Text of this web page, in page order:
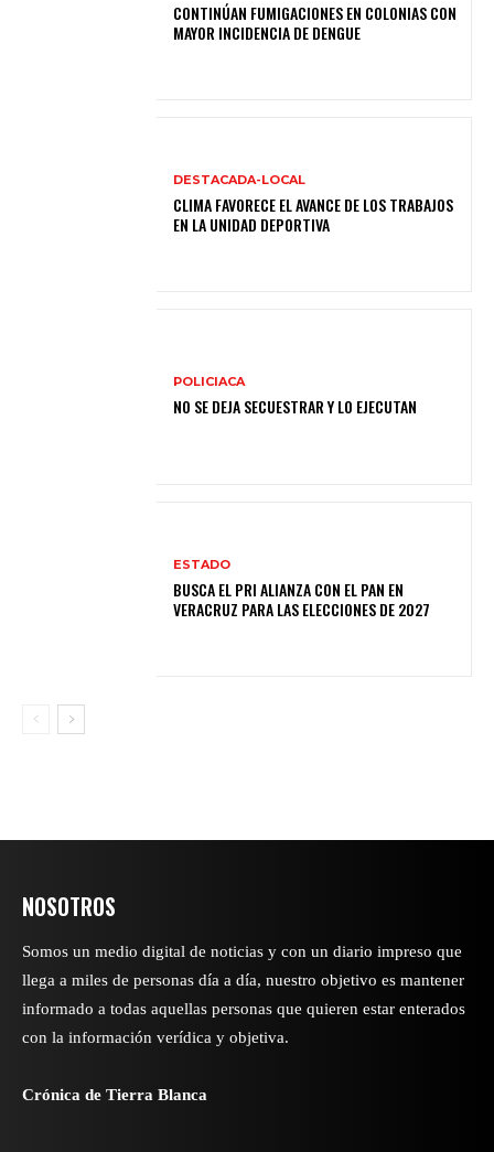
CONTINÚAN FUMIGACIONES EN COLONIAS CON
MAYOR INCIDENCIA DE DENGUE
DESTACADA-LOCAL
CLIMA FAVORECE EL AVANCE DE LOS TRABAJOS
EN LA UNIDAD DEPORTIVA
POLICIACA
NO SE DEJA SECUESTRAR Y LO EJECUTAN
ESTADO
BUSCA EL PRI ALIANZA CON EL PAN EN
VERACRUZ PARA LAS ELECCIONES DE 2027
NOSOTROS
Somos un medio digital de noticias y con un diario impreso que
llega a miles de personas día a día, nuestro objetivo es mantener
informado a todas aquellas personas que quieren estar enterados
con la información verídica y objetiva.
Crónica de Tierra Blanca